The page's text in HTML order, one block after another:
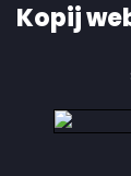
Kopij